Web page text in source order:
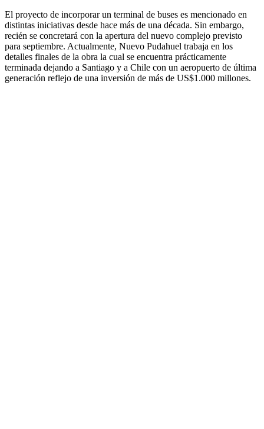
El proyecto de incorporar un terminal de buses es mencionado en
distintas iniciativas desde hace más de una década. Sin embargo,
recién se concretará con la apertura del nuevo complejo previsto
para septiembre. Actualmente, Nuevo Pudahuel trabaja en los
detalles finales de la obra la cual se encuentra prácticamente
terminada dejando a Santiago y a Chile con un aeropuerto de última
generación reflejo de una inversión de más de US$1.000 millones.